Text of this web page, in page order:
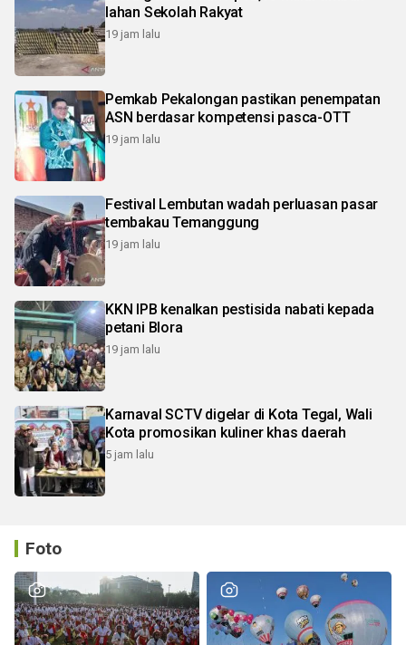
lahan Sekolah Rakyat
19 jam lalu
Pemkab Pekalongan pastikan penempatan
ASN berdasar kompetensi pasca-OTT
19 jam lalu
Festival Lembutan wadah perluasan pasar
tembakau Temanggung
19 jam lalu
KKN IPB kenalkan pestisida nabati kepada
petani Blora
19 jam lalu
Karnaval SCTV digelar di Kota Tegal, Wali
Kota promosikan kuliner khas daerah
5 jam lalu
Foto